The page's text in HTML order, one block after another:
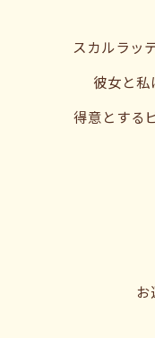
スカルラッ
彼女と
得意とする
お